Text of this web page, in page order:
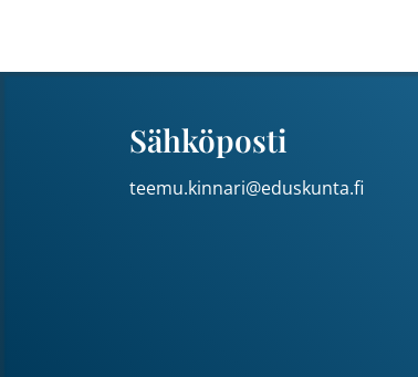
Sähköposti
teemu.kinnari@eduskunta.fi